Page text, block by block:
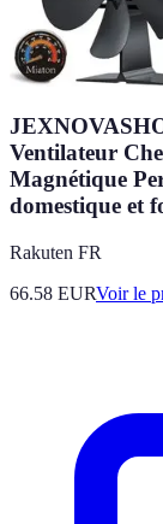
Ventilateur
Magnétique
domestique et
Rakuten FR
66.58 EURVoir le